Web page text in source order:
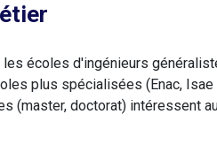
écoles d'ingénieurs
plus spécialisées (Enac,
(master, doctorat) intéressent